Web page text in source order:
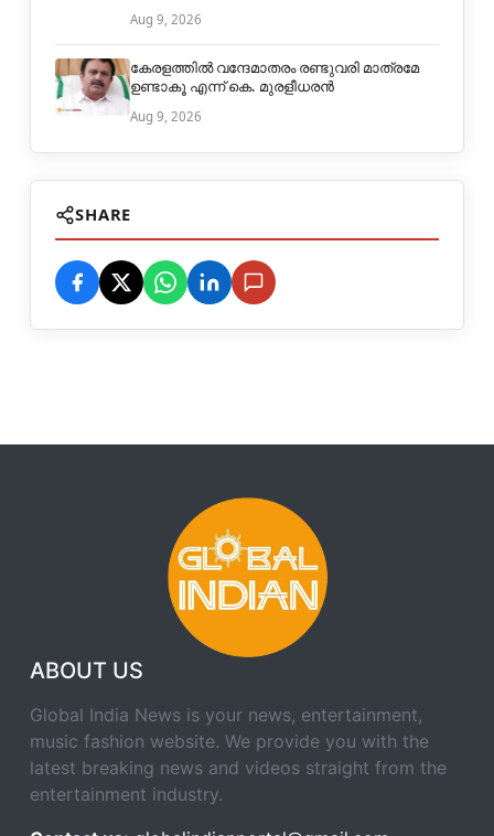
Aug 9, 2026
കേരളത്തിൽ വന്ദേമാതരം രണ്ടുവരി മാത്രമേ
ഉണ്ടാകൂ എന്ന് കെ. മുരളീധരൻ
Aug 9, 2026
SHARE
ABOUT US
Global India News is your news, entertainment,
music fashion website. We provide you with the
latest breaking news and videos straight from the
entertainment industry.